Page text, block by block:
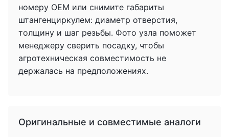
номеру OEM или снимите габариты
штангенциркулем: диаметр отверстия,
толщину и шаг резьбы. Фото узла поможет
менеджеру сверить посадку, чтобы
агротехническая совместимость не
держалась на предположениях.
Оригинальные и совместимые аналоги